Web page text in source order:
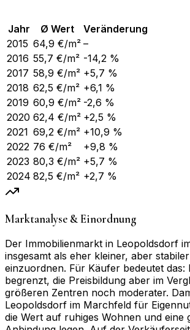
Jahr Ø Wert
Veränderung
2015 64,9 €/m² –
2016 55,7 €/m² -14,2 %
2017 58,9 €/m² +5,7 %
2018 62,5 €/m² +6,1 %
2019 60,9 €/m² -2,6 %
2020 62,4 €/m² +2,5 %
2021 69,2 €/m² +10,9 %
2022 76 €/m²
+9,8 %
2023 80,3 €/m² +5,7 %
2024 82,5 €/m² +2,7 %
Marktanalyse & Einordnung
Der Immobilienmarkt in Leopoldsdorf
insgesamt als eher kleiner, aber
einzuordnen. Für Käufer bedeutet das:
begrenzt, die Preisbildung aber im
größeren Zentren noch moderater.
Leopoldsdorf im Marchfeld für
die Wert auf ruhiges Wohnen und eine